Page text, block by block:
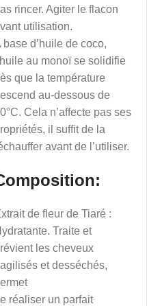
rincer. Agiter le flacon
utilisation.
base d’huile de coco,
au monoï se solidifie
que la température
au-dessous de
Cela n’affecte pas ses
il suffit de la
avant de l’utiliser.
de fleur de Tiaré :
Traite et
les cheveux
et desséchés,
réaliser un parfait